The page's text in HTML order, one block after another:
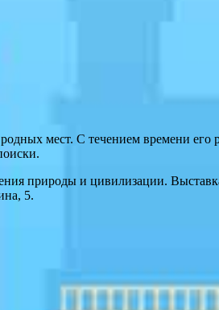
мест. С течением времени его
природы и цивилизации.
5.